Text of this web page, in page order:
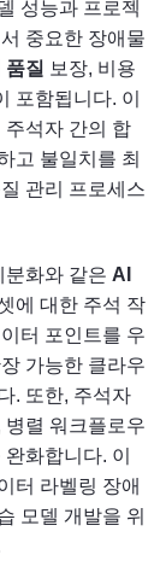
성능과 프로젝
중요한 장애물
품질 보장, 비용
포함됩니다. 이
주석자 간의 합
고 불일치를 최
관리 프로세스
분화와 같은 AI
에 대한 주석 작
터 포인트를 우
가능한 클라우
. 또한, 주석자
렬 워크플로우
화합니다. 이
터 라벨링 장애
모델 개발을 위